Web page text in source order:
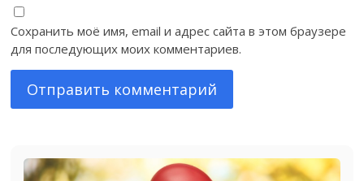
Сохранить моё имя, email и адрес сайта в этом браузере
для последующих моих комментариев.